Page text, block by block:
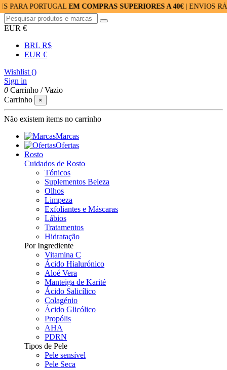
EM COMPRAS SUPERIORES A 40€| ENVIOS RÁPIDOS:
EUR €
BRL R$
EUR €
Wishlist ()
Sign in
0 Carrinho /Vazio
Carrinho
×
Não existem items no carrinho
Marcas
Ofertas
Rosto
Cuidados de Rosto
Tónicos
Suplementos Beleza
Olhos
Limpeza
Exfoliantes e Máscaras
Lábios
Tratamentos
Hidratação
Por Ingrediente
Vitamina C
Ácido Hialurónico
Aloé Vera
Manteiga de Karité
Ácido Salicílico
Colagénio
Ácido Glicólico
Propólis
AHA
PDRN
Tipos de Pele
Pele sensível
Pele Seca